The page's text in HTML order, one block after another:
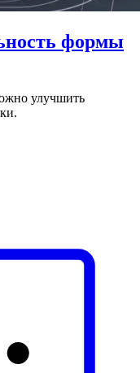
формы
улучшить